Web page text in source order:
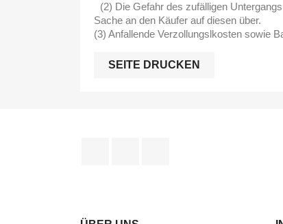
(2) Die Gefahr des zufälligen
Sache an den Käufer auf diesen über.
(3) Anfallende Verzollungslkosten sowie
SEITE DRUCKEN